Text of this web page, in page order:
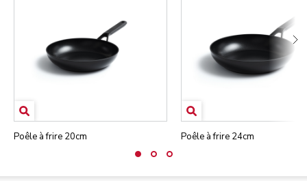
Poêle à frire 20cm Poêle à frire 24cm